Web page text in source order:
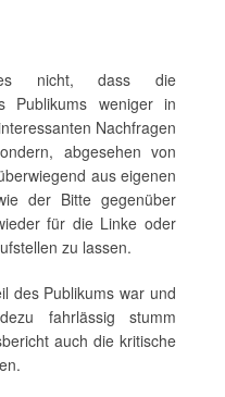
es nicht, dass die
Publikums weniger in
Nachfragen
abgesehen von
aus eigenen
der Bitte gegenüber
für die Linke oder
zu lassen.
des Publikums war und
fahrlässig stumm
auch die kritische